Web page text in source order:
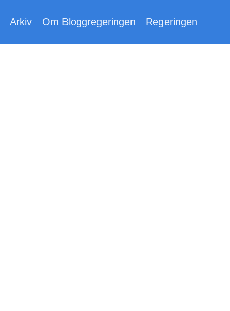
Arkiv Om Bloggregeringen Regeringen